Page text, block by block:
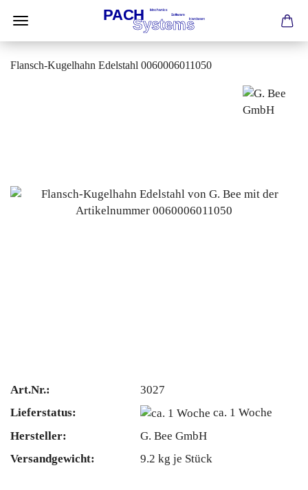
Flansch-Kugelhahn Edelstahl 0060006011050
Art.Nr.:
3027
Lieferstatus:
ca. 1 Woche
Hersteller:
G. Bee GmbH
Versandgewicht:
9.2 kg je Stück